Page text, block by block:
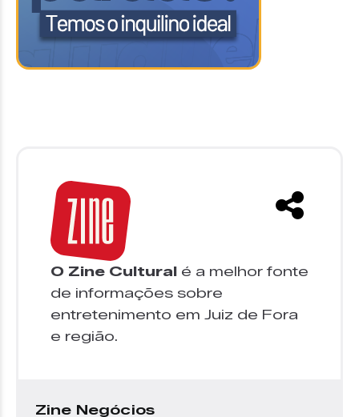
O Zine Cultural é a melhor fonte
de informações sobre
entretenimento em Juiz de Fora
e região.
Zine Negócios